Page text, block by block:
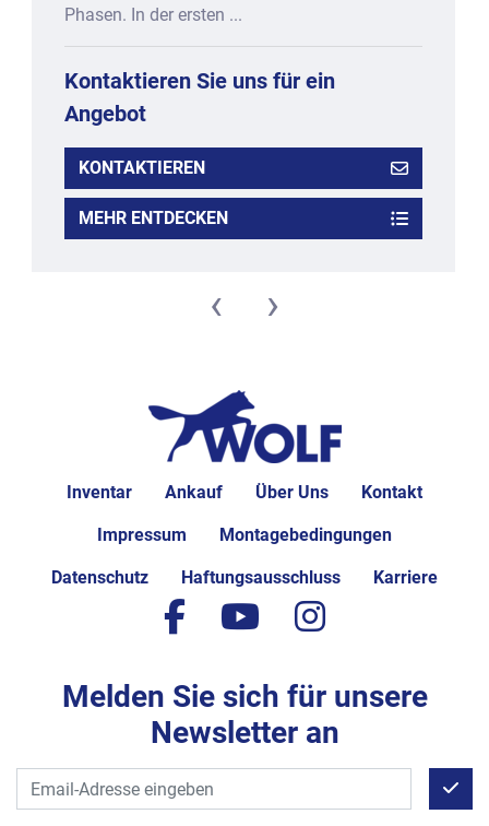
Phasen. In der ersten ...
Kontaktieren Sie uns für ein
Angebot
KONTAKTIEREN
MEHR ENTDECKEN
‹ ›
Inventar Ankauf Über Uns Kontakt
Impressum Montagebedingungen
Datenschutz Haftungsausschluss Karriere
facebook
youtubeinstagram
Melden Sie sich für unsere
Newsletter an